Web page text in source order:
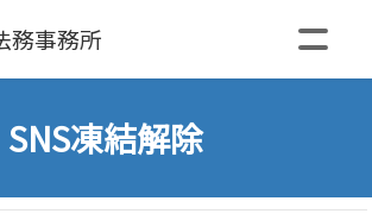
務事務所
SNS凍結解除